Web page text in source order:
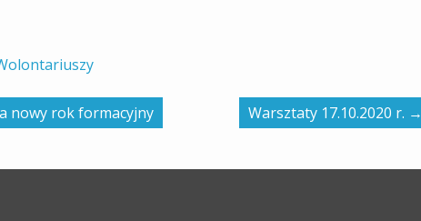
nowy rok formacyjny Warsztaty 17.10.2020 r. →